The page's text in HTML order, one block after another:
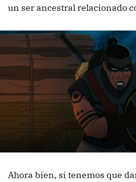
un ser ancestral relacionado
Ahora bien, si tenemos que